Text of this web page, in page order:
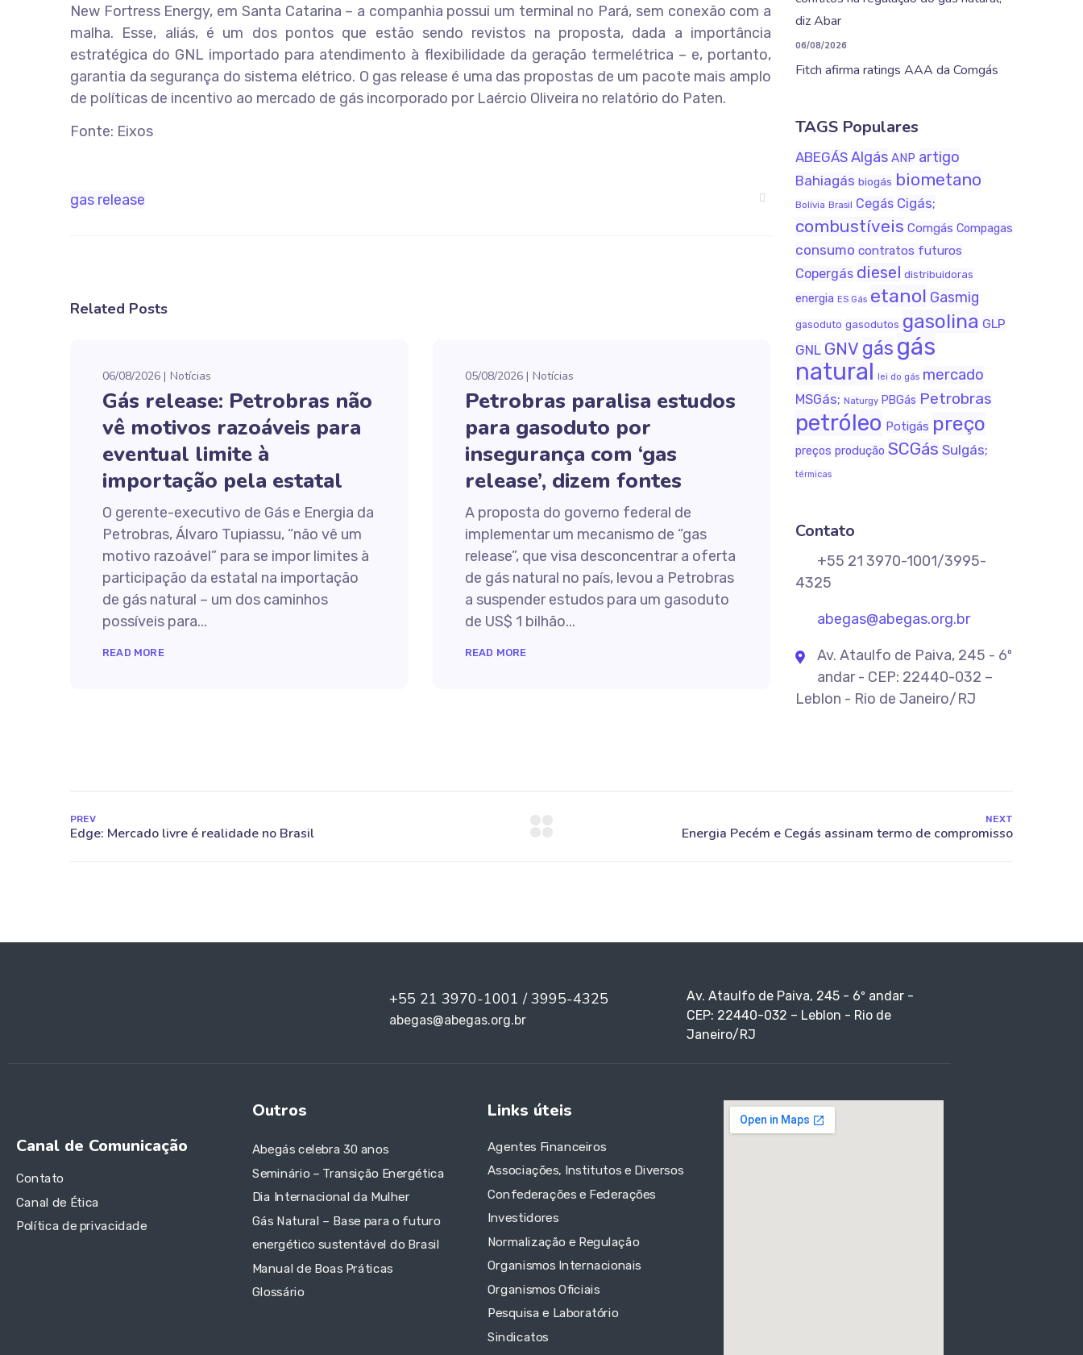
New Fortress Energy, em Santa Catarina – a companhia possui um terminal no Pará, sem conexão com a
malha. Esse, aliás, é um dos pontos que estão sendo revistos na proposta, dada a importância
estratégica do GNL importado para atendimento à flexibilidade da geração termelétrica – e, portanto,
garantia da segurança do sistema elétrico. O gas release é uma das propostas de um pacote mais amplo
de políticas de incentivo ao mercado de gás incorporado por Laércio Oliveira no relatório do Paten.
Fonte: Eixos
gas release
Related Posts
06/08/2026 Notícias
Gás release: Petrobras não
vê motivos razoáveis para
eventual limite à
importação pela estatal
O gerente-executivo de Gás e Energia da
Petrobras, Álvaro Tupiassu, “não vê um
motivo razoável” para se impor limites à
participação da estatal na importação
de gás natural – um dos caminhos
possíveis para...
READ MORE
05/08/2026 Notícias
Petrobras paralisa estudos
para gasoduto por
insegurança com ‘gas
release’, dizem fontes
A proposta do governo federal de
implementar um mecanismo de “gas
release”, que visa desconcentrar a oferta
de gás natural no país, levou a Petrobras
a suspender estudos para um gasoduto
de US$ 1 bilhão...
READ MORE
diz Abar
06/08/2026
Fitch afirma ratings AAA da Comgás
TAGS Populares
ABEGÁS Algás ANP artigo
Bahiagás biogás biometano
Bolívia Brasil Cegás Cigás;
combustíveis Comgás Compagas
consumo contratos futuros
Copergás diesel distribuidoras
energia ES Gás etanol Gasmig
gasoduto gasodutos gasolina GLP
GNL GNV gás gás
natural lei do gás mercado
MSGás; Naturgy PBGás Petrobras
petróleo Potigás preço
preços produção SCGás Sulgás;
térmicas
Contato
+55 21 3970-1001/3995-
4325
abegas@abegas.org.br
Av. Ataulfo de Paiva, 245 - 6º
andar - CEP: 22440-032 –
Leblon - Rio de Janeiro/RJ
PREV NEXT
+55 21 3970-1001 / 3995-4325
abegas@abegas.org.br
Av. Ataulfo de Paiva, 245 - 6º andar -
CEP: 22440-032 – Leblon - Rio de
Janeiro/RJ
Canal de Comunicação
Contato
Canal de Ética
Política de privacidade
Outros
Abegás celebra 30 anos
Seminário – Transição Energética
Dia Internacional da Mulher
Gás Natural – Base para o futuro
energético sustentável do Brasil
Manual de Boas Práticas
Glossário
Links úteis
Agentes Financeiros
Associações, Institutos e Diversos
Confederações e Federações
Investidores
Normalização e Regulação
Organismos Internacionais
Organismos Oficiais
Pesquisa e Laboratório
Sindicatos